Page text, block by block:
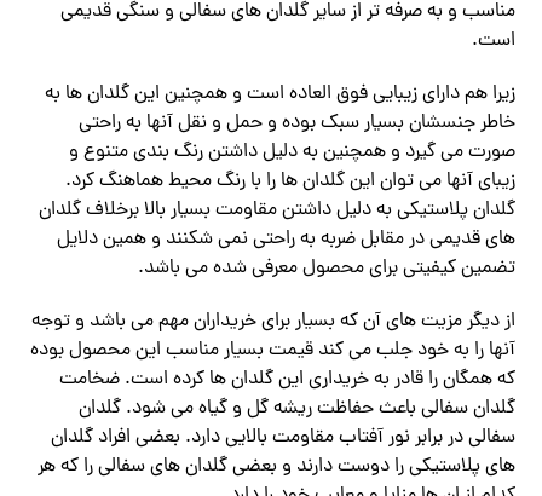
مناسب و به صرفه تر از سایر گلدان های سفالی و سنگی قدیمی
است.
زیرا هم دارای زیبایی فوق العاده است و همچنین این گلدان ها به
خاطر جنسشان بسیار سبک بوده و حمل و نقل آنها به راحتی
صورت می گیرد و همچنین به دلیل داشتن رنگ بندی متنوع و
زیبای آنها می توان این گلدان ها را با رنگ محیط هماهنگ کرد.
گلدان‌ پلاستیکی به دلیل داشتن مقاومت بسیار بالا برخلاف گلدان
های قدیمی در مقابل ضربه به راحتی نمی شکنند و همین دلایل
تضمین کیفیتی برای محصول معرفی شده می باشد.
از دیگر مزیت های آن که بسیار برای خریداران مهم می باشد و توجه
آنها را به خود جلب می کند قیمت بسیار مناسب این محصول بوده
که همگان را قادر به خریداری این گلدان ها کرده است. ضخامت
گلدان سفالی باعث حفاظت ریشه گل و گیاه می شود. گلدان
سفالی در برابر نور آفتاب مقاومت بالایی دارد. بعضی افراد گلدان
های پلاستیکی را دوست دارند و بعضی گلدان های سفالی را که هر